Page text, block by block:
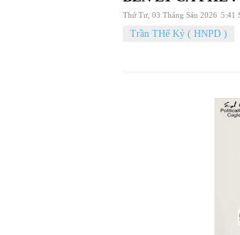
Thứ Tư, 03 Tháng Sáu 2026 5:41
Trần THế Kỷ ( HNPD )